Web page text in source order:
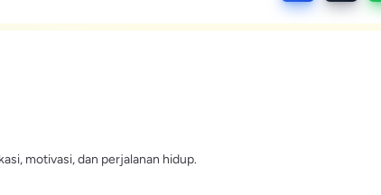
motivasi, dan perjalanan hidup.